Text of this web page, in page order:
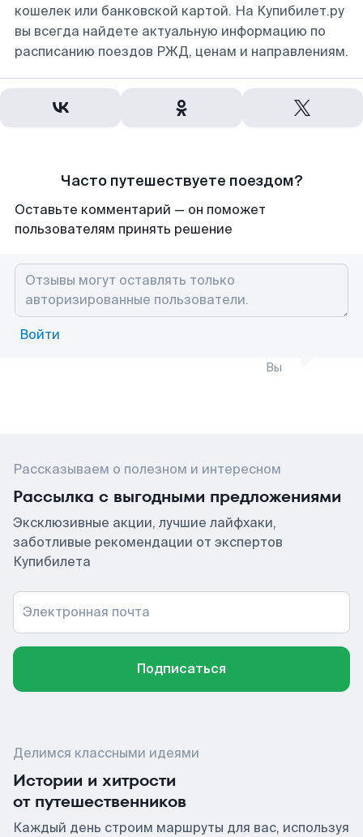
кошелек или банковской картой. На Купибилет.ру
вы всегда найдете актуальную информацию по
расписанию поездов РЖД, ценам и направлениям.
Часто путешествуете поездом?
Оставьте комментарий — он поможет
пользователям принять решение
Войти
Вы
Рассказываем о полезном и интересном
Рассылка с выгодными предложениями
Эксклюзивные акции, лучшие лайфхаки,
заботливые рекомендации от экспертов
Купибилета
Электронная почта
Подписаться
Делимся классными идеями
Истории и хитрости
от путешественников
Каждый день строим маршруты для вас, используя